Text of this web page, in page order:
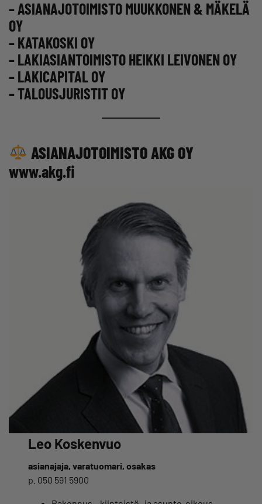
– ASIANAJOTOIMISTO MUUKKONEN & MÄKELÄ
OY
– KATAKOSKI OY
– LAKIASIANTOIMISTO HEIKKI LEIVONEN OY
– LAKICAPITAL OY
– TALOUSJURISTIT OY
ASIANAJOTOIMISTO AKG OY
www.akg.fi
Leo Koskenvuo
asianajaja, varatuomari, osakas
p. 050 591 5900